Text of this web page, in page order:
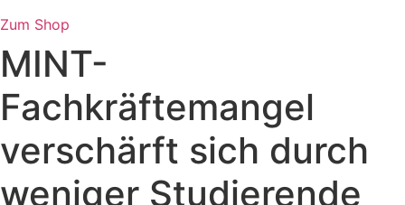
Zum Shop
MINT-
Fachkräftemangel
verschärft sich durch
weniger Studierende